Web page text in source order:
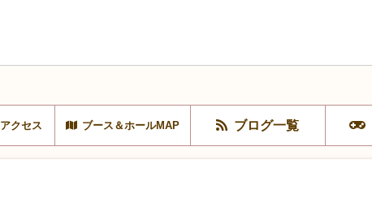
クセス ブース＆ホールMAP ブログ一覧